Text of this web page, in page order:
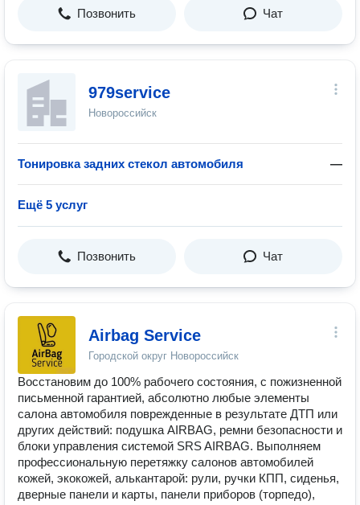
Позвонить Чат
979service
Новороссийск
Тонировка задних стекол автомобиля —
Ещё 5 услуг
Позвонить Чат
Airbag Service
Городской округ Новороссийск
Восстановим до 100% рабочего состояния, с пожизненной
письменной гарантией, абсолютно любые элементы
салона автомобиля поврежденные в результате ДТП или
других действий: подушка AIRBAG, ремни безопасности и
блоки управления системой SRS AIRBAG. Выполняем
профессиональную перетяжку салонов автомобилей
кожей, экокожей, алькантарой: рули, ручки КПП, сиденья,
дверные панели и карты, панели приборов (торпедо),